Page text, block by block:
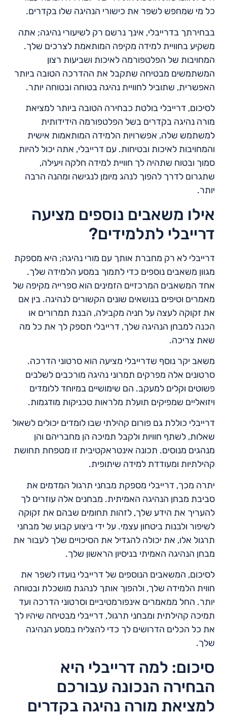
כל מי שמחפש לשפר את כישורי הנהיגה שלו בקדרים.
בבחירתך בדרייבלי, אינך נרשם רק לשיעורי נהיגה; אתה
משקיע בחוויית למידה מקיפה המותאמת לצרכים שלך.
המחויבות של הפלטפורמה לאיכות ושביעות רצון
המשתמשים מבטיחה שתקבל את ההדרכה הטובה ביותר
האפשרית, שתוביל לחוויית נהיגה בטוחה ובטוחה יותר.
לסיכום, דרייבלי בולטת כבחירה הטובה ביותר למציאת
מורה נהיגה בקדרים בשל הפלטפורמה הידידותית
למשתמש שלה, אפשרויות הלמידה המותאמות אישית
והמחויבות לאיכות ובטיחות. עם דרייבלי, אתה יכול להיות
סמוך ובטוח שתהיה לך חוויית למידה חלקה ויעילה,
שתגרום לדרך להפוך לנהג מיומן לנגישה ומהנה הרבה
יותר.
אילו משאבים נוספים מציעה
דרייבלי לתלמידים?
דרייבלי לא רק מחברת אותך עם מורי נהיגה; היא מספקת
מגוון משאבים נוספים כדי לתמוך במסע הלמידה שלך.
אחד המשאבים המרכזיים הזמינים הוא ספרייה מקיפה של
מאמרים וטיפים בנושאים שונים הקשורים לנהיגה. בין אם
את זקוקה לעצה על חניה מקבילה, הבנת תמרורים או
הכנה למבחן הנהיגה שלך, דרייבלי תספק לך את כל מה
שאת צריכה.
משאב יקר נוסף שדרייבלי מציעה הוא סרטוני הדרכה.
סרטונים אלה מפרקים תמרוני נהיגה מורכבים לשלבים
פשוטים וקלים למעקב. הם שימושיים במיוחד ללומדים
ויזואליים שמפיקים תועלת מלראות טכניקות מודגמות.
דרייבלי כוללת גם פורום קהילתי שבו לומדים יכולים לשאול
שאלות, לשתף חוויות ולקבל תמיכה הן מחבריהם והן
מנהגים מנוסים. תכונה אינטראקטיבית זו מטפחת תחושת
קהילתיות ומעודדת למידה שיתופית.
יתרה מכך, דרייבלי מספקת מבחני תרגול המדמים את
סביבת מבחן הנהיגה האמיתית. מבחנים אלה עוזרים לך
להעריך את הידע שלך, לזהות תחומים שבהם את זקוקה
לשיפור ולבנות ביטחון עצמי. על ידי ביצוע קבוע של מבחני
תרגול אלו, את יכולה להגדיל את הסיכויים שלך לעבור את
מבחן הנהיגה האמיתי בניסיון הראשון שלך.
לסיכום, המשאבים הנוספים של דרייבלי נועדו לשפר את
חווית הלמידה שלך, ולהפוך אותך לנהגת מושכלת ובטוחה
יותר. החל ממאמרים אינפורמטיביים וסרטוני הדרכה ועד
תמיכה קהילתית ומבחני תרגול, דרייבלי מבטיחה שיהיו לך
את כל הכלים הדרושים לך כדי להצליח במסע הנהיגה
שלך.
סיכום: למה דרייבלי היא
הבחירה הנכונה עבורכם
למציאת מורה נהיגה בקדרים